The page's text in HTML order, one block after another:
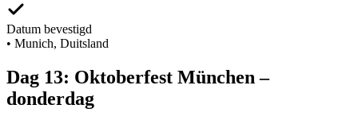
Datum bevestigd
• Munich, Duitsland
Dag 13: Oktoberfest München –
donderdag